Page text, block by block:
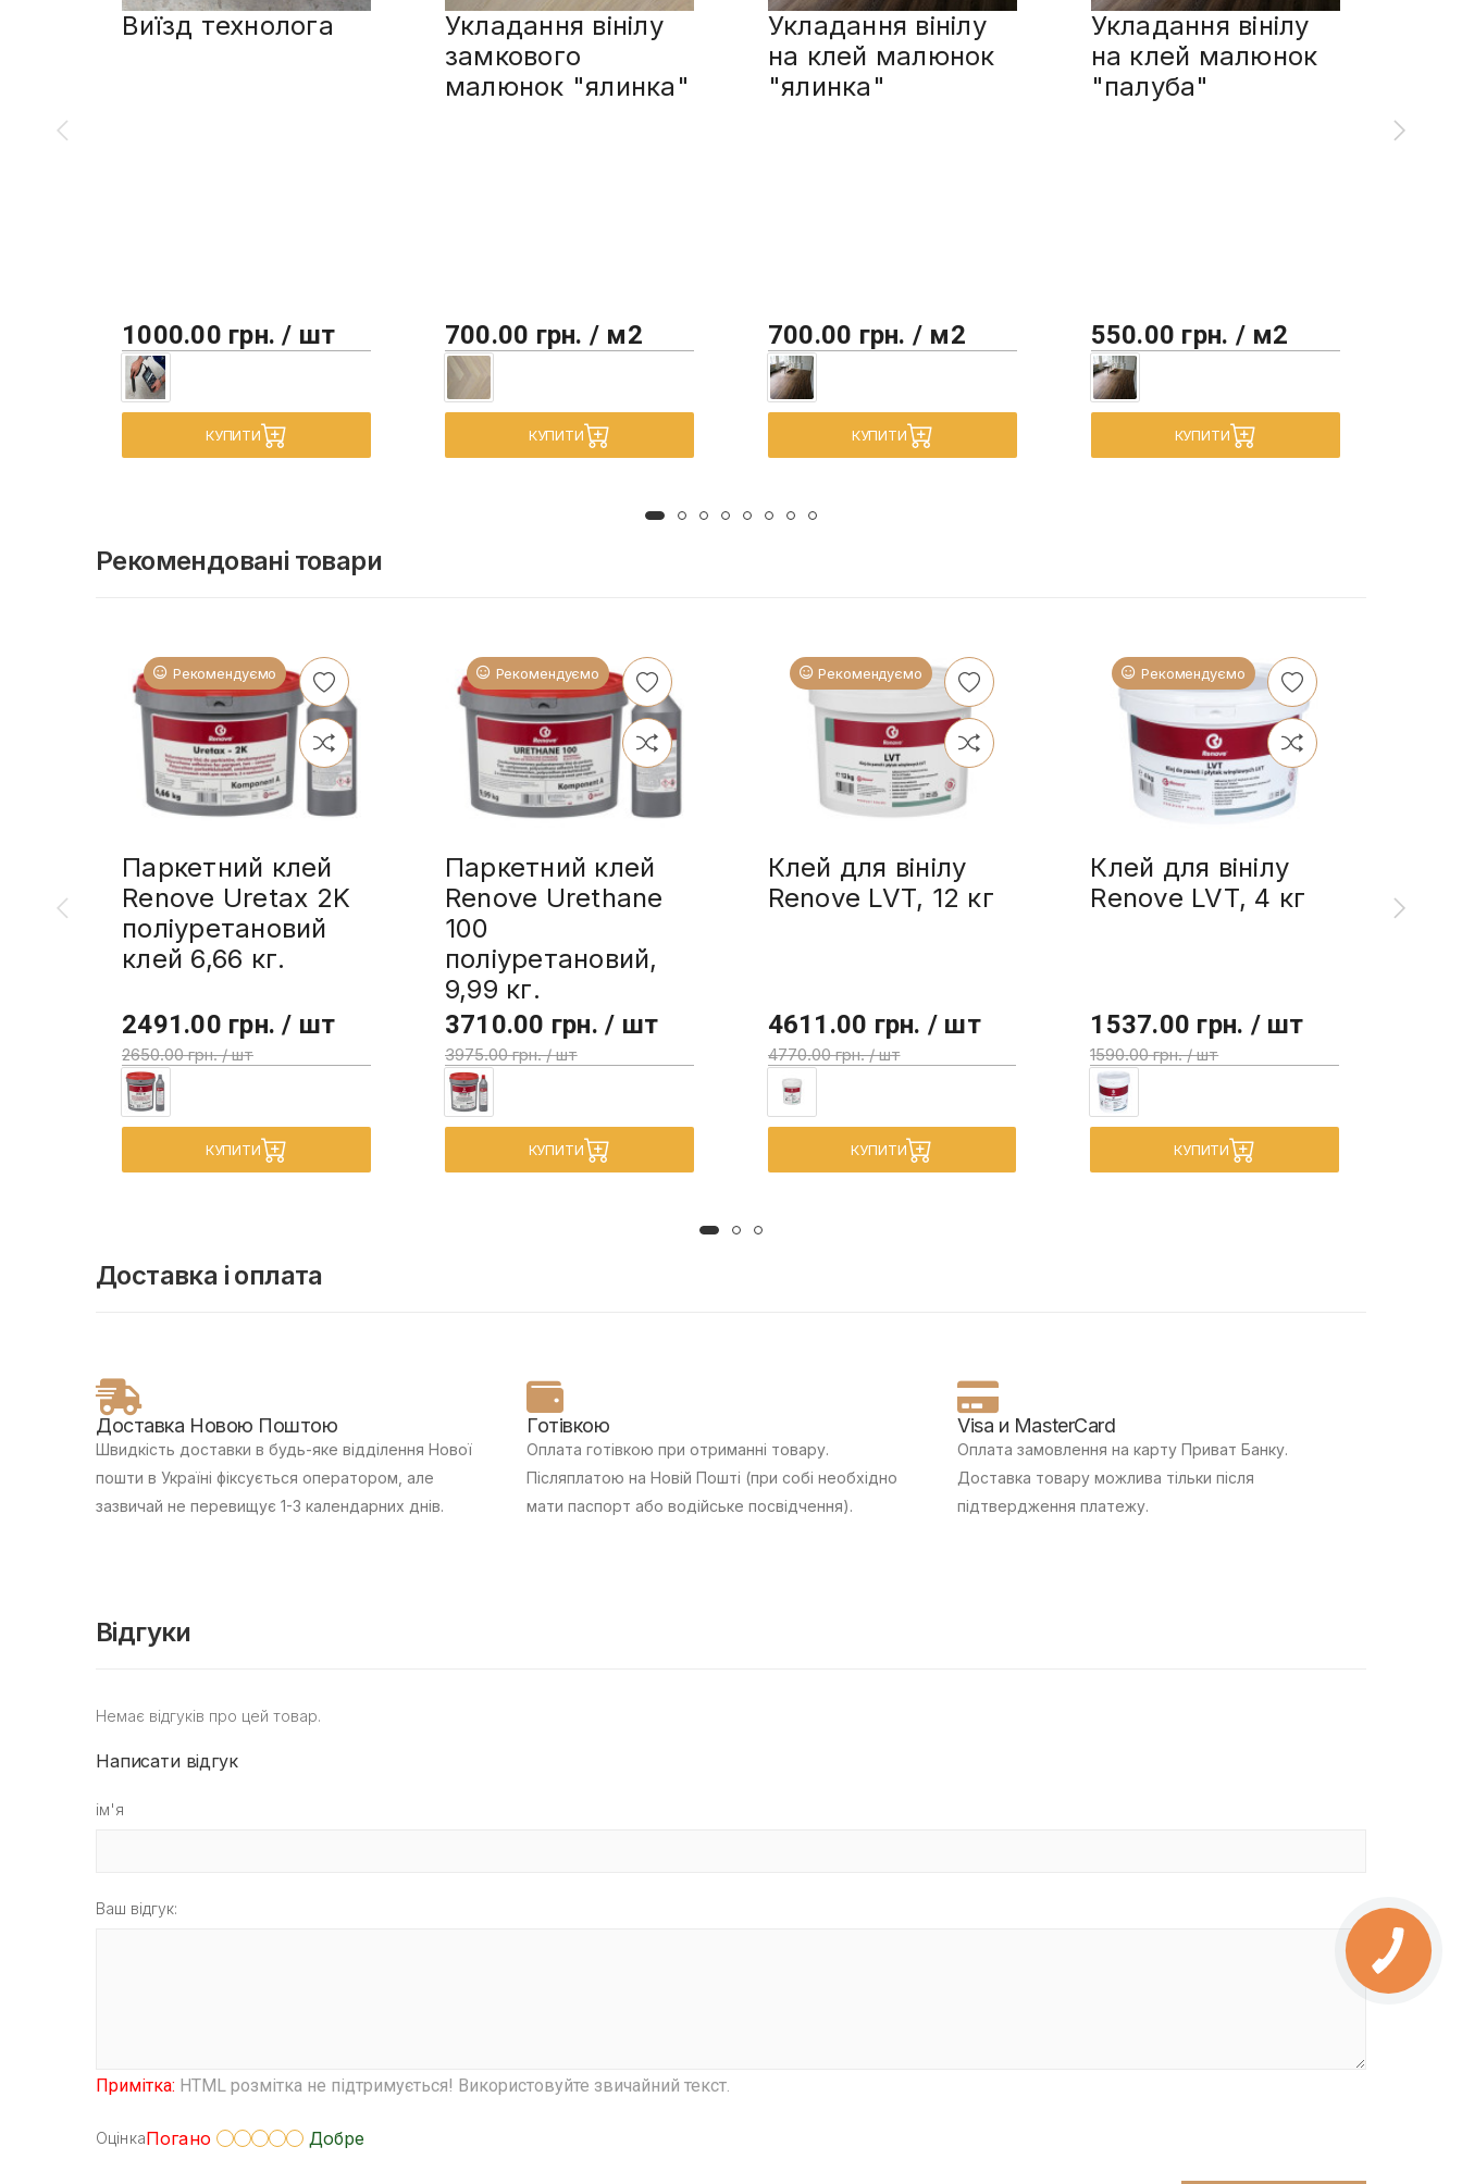
Виїзд технолога
1000.00 грн. / шт
КУПИТИ
Укладання вінілу
замкового
малюнок "ялинка"
700.00 грн. / м2
КУПИТИ
Укладання вінілу
на клей малюнок
"ялинка"
700.00 грн. / м2
КУПИТИ
Укладання вінілу
на клей малюнок
"палуба"
550.00 грн. / м2
КУПИТИ
Рекомендовані товари
Рекомендуємо
Паркетний клей
Renove Uretax 2K
поліуретановий
клей 6,66 кг.
2491.00 грн. / шт
2650.00 грн. / шт
КУПИТИ
Рекомендуємо
Паркетний клей
Renove Urethane
100
поліуретановий,
9,99 кг.
3710.00 грн. / шт
3975.00 грн. / шт
КУПИТИ
Рекомендуємо
Клей для вінілу
Renove LVT, 12 кг
4611.00 грн. / шт
4770.00 грн. / шт
КУПИТИ
Рекомендуємо
Клей для вінілу
Renove LVT, 4 кг
1537.00 грн. / шт
1590.00 грн. / шт
КУПИТИ
Доставка і оплата
Доставка Новою Поштою
Швидкість доставки в будь-яке відділення Нової
пошти в Україні фіксується оператором, але
зазвичай не перевищує 1-3 календарних днів.
Готівкою
Оплата готівкою при отриманні товару.
Післяплатою на Новій Пошті (при собі необхідно
мати паспорт або водійське посвідчення).
Visa и MasterCard
Оплата замовлення на карту Приват Банку.
Доставка товару можлива тільки після
підтвердження платежу.
Відгуки
Немає відгуків про цей товар.
Написати відгук
ім'я
Ваш відгук:
Примітка: HTML розмітка не підтримується! Використовуйте звичайний текст.
ОцінкаПогано Добре